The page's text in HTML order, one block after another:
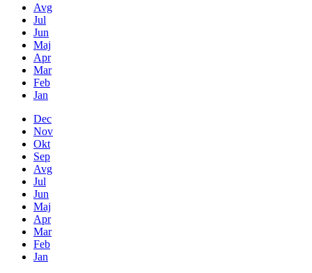
Avg
Jul
Jun
Maj
Apr
Mar
Feb
Jan
Dec
Nov
Okt
Sep
Avg
Jul
Jun
Maj
Apr
Mar
Feb
Jan